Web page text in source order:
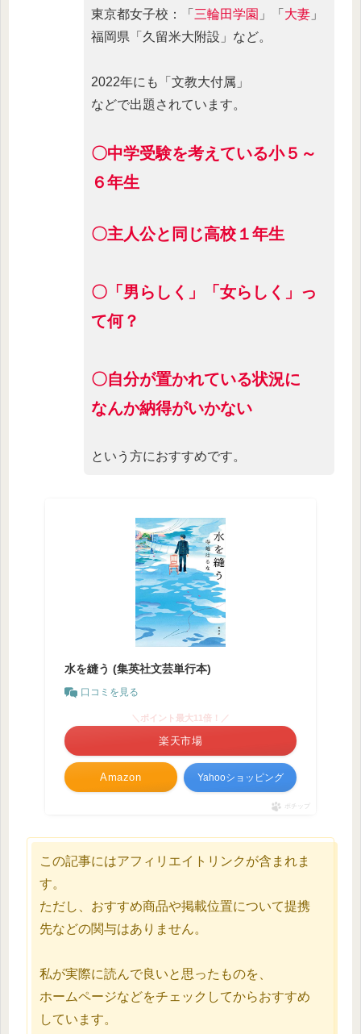
東京都女子校：「 三輪田学園 」「 大妻 」
福岡県「久留米大附設」など。
2022年にも「文教大付属」
などで出題されています。
〇中学受験を考えている小５～
６年生
〇主人公と同じ高校１年生
〇「男らしく」「女らしく」っ
て何？
〇自分が置かれている状況に
なんか納得がいかない
という方におすすめです。
水を縫う (集英社文芸単行本)
口コミを見る
Amazon
＼ポイント最大11倍！／
楽天市場
Yahooショッピング
ポチップ
この記事にはアフィリエイトリンクが含まれま
す。
ただし、おすすめ商品や掲載位置について提携
先などの関与はありません。
私が実際に読んで良いと思ったものを、
ホームページなどをチェックしてからおすすめ
しています。